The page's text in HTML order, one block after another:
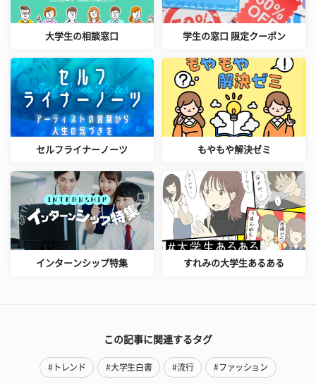
大学生の相談窓口 学生の窓口 限定クーポン
セルフライナーノーツ もやもや解決ゼミ
インターンシップ特集 すれみの大学生あるある
この記事に関連するタグ
#トレンド #大学生白書 #流行 #ファッション